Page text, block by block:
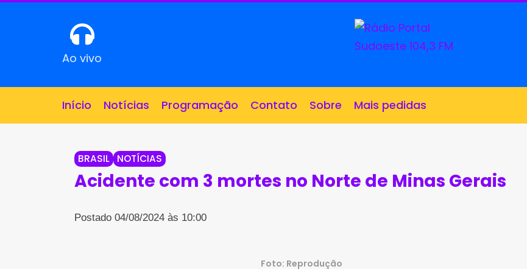
Ao vivo
Início Notícias Programação Contato Sobre Mais pedidas
BRASIL NOTÍCIAS
Acidente com 3 mortes no Norte de Minas Gerais
Postado 04/08/2024 às 10:00
Foto: Reprodução